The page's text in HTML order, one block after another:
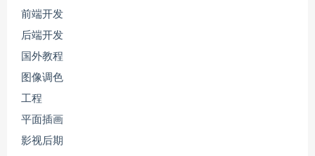
前端开发
后端开发
国外教程
图像调色
工程
平面插画
影视后期